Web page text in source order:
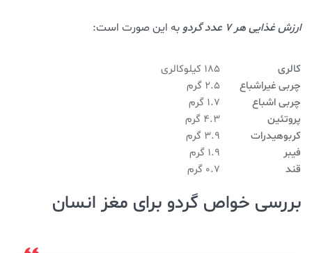
ارزش غذایی هر 7 عدد گردو به این صورت است:
کالری
185 کیلوکالری
چربی غیراشباع
2.5 گرم
چربی اشباع
1.7 گرم
پروتئین
4.3 گرم
کربوهیدرات
3.9 گرم
فیبر
1.9 گرم
قند
0.7 گرم
بررسی خواص گردو برای مغز انسان